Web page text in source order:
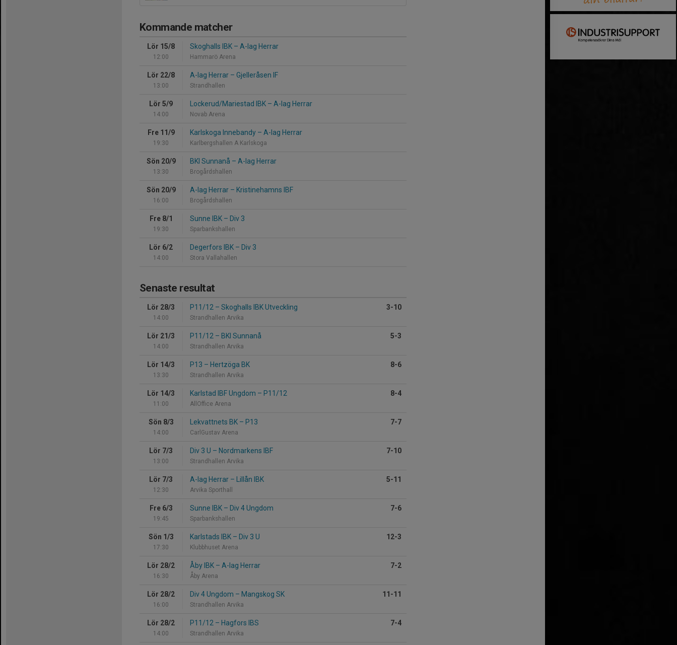
Kommande matcher
Lör 15/8
12:00
Skoghalls IBK – A-lag Herrar
Hammarö Arena
Lör 22/8
13:00
A-lag Herrar – Gjelleråsen IF
Strandhallen
Lör 5/9
14:00
Lockerud/Mariestad IBK – A-lag Herrar
Novab Arena
Fre 11/9
19:30
Karlskoga Innebandy – A-lag Herrar
Karlbergshallen A Karlskoga
Sön 20/9
13:30
BKI Sunnanå – A-lag Herrar
Brogårdshallen
Sön 20/9
16:00
A-lag Herrar – Kristinehamns IBF
Brogårdshallen
Fre 8/1
19:30
Sunne IBK – Div 3
Sparbankshallen
Lör 6/2
14:00
Degerfors IBK – Div 3
Stora Vallahallen
Senaste resultat
Lör 28/3
14:00
P11/12 – Skoghalls IBK Utveckling
Strandhallen Arvika
3-10
Lör 21/3
14:00
P11/12 – BKI Sunnanå
Strandhallen Arvika
5-3
Lör 14/3
13:30
P13 – Hertzöga BK
Strandhallen Arvika
8-6
Lör 14/3
11:00
Karlstad IBF Ungdom – P11/12
AllOffice Arena
8-4
Sön 8/3
14:00
Lekvattnets BK – P13
CarlGustav Arena
7-7
Lör 7/3
13:00
Div 3 U – Nordmarkens IBF
Strandhallen Arvika
7-10
Lör 7/3
12:30
A-lag Herrar – Lillån IBK
Arvika Sporthall
5-11
Fre 6/3
19:45
Sunne IBK – Div 4 Ungdom
Sparbankshallen
7-6
Sön 1/3
17:30
Karlstads IBK – Div 3 U
Klubbhuset Arena
12-3
Lör 28/2
16:30
Åby IBK – A-lag Herrar
Åby Arena
7-2
Lör 28/2
16:00
Div 4 Ungdom – Mangskog SK
Strandhallen Arvika
11-11
Lör 28/2
14:00
P11/12 – Hagfors IBS
Strandhallen Arvika
7-4